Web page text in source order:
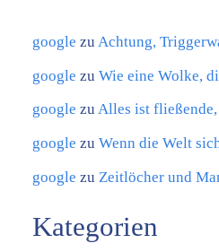
google zu Achtung,
google zuWie eine Wolke,
google zuAlles ist
google zuWenn die Welt
google zu Zeitlöcher und
Kategorien